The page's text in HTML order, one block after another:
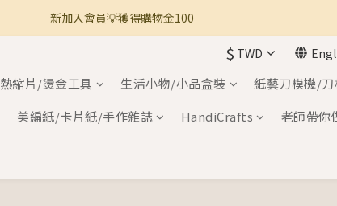
🚚 全館滿800免運 🚚
🚚 全館滿800免運 🚚
$ TWD
熱縮片/燙金工具 生活小物/小品盒裝 紙藝刀模機/
美編紙/卡片紙/手作雜誌 HandiCrafts
老師帶你